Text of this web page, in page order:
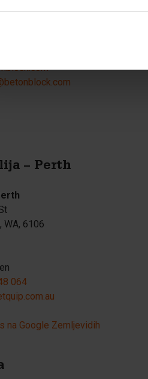
in Clémence Legay
33 87
– Perth
WA, 6106
064
na Google Zemljevidih